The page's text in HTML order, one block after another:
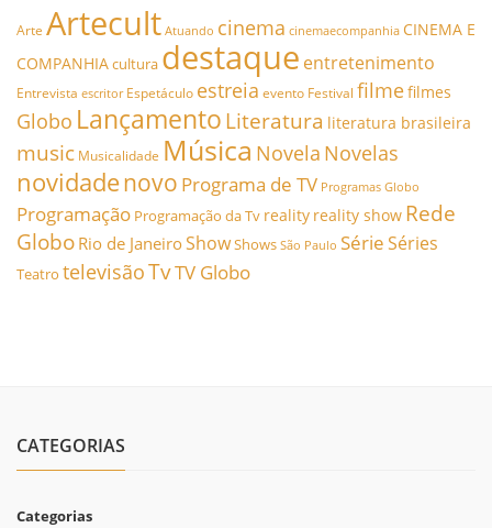
Arte Artecult Atuando cinema cinemaecompanhia CINEMA E
COMPANHIAcultura destaque entretenimento
Entrevista escritor Espetáculo estreia evento Festival filmefilmes
Globo Lançamento Literatura literatura brasileira
music Musicalidade Música Novela Novelas
novidadenovo Programa de TV Programas Globo
Programação Programação da Tv reality reality show Rede
Globo Rio de JaneiroShowShows São Paulo SérieSéries
Teatro televisãoTvTV Globo
CATEGORIAS
Categorias